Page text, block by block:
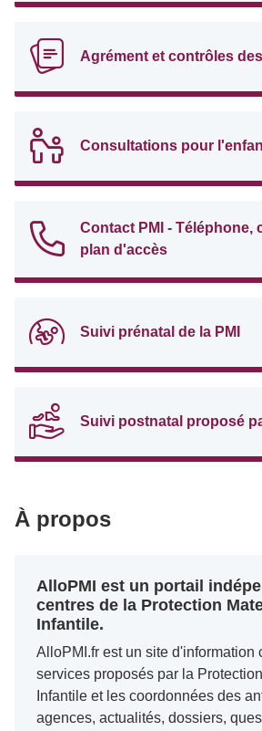
Agrément et contrôles
Consultations pour
Contact PMI - Téléphone,
plan d'accès
Suivi prénatal de la PMI
Suivi postnatal proposé
À propos
AlloPMI est un portail
centres de la Protection
Infantile.
AlloPMI.fr est un site d'information
services proposés par la
Infantile et les coordonnées des
agences, actualités, dossiers,